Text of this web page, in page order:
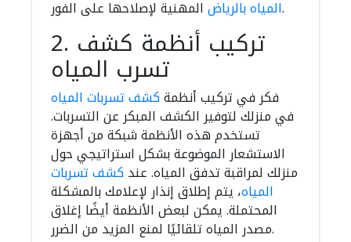
المياه بالرياضالمهنية لإصلاحها على الفور.
2. تركيب أنظمة كشف
تسرب المياه
فكر في تركيب أنظمةكشف تسربات المياه
في منزلك لتوفير الكشف المبكر عن التسربات.
تستخدم هذه الأنظمة شبكة من أجهزة
الاستشعار الموضوعة بشكل استراتيجي حول
منزلك لمراقبة تدفق المياه. عندكشف تسربات
المياه، يتم إطلاق إنذار لإعلامك بالمشكلة
المحتملة. يمكن لبعض الأنظمة أيضًا إغلاق
مصدر المياه تلقائيًا لمنع المزيد من الضرر.